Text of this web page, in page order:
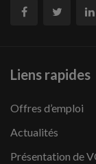
Liens rapides
Offres d’emploi
Actualités
Présentation de